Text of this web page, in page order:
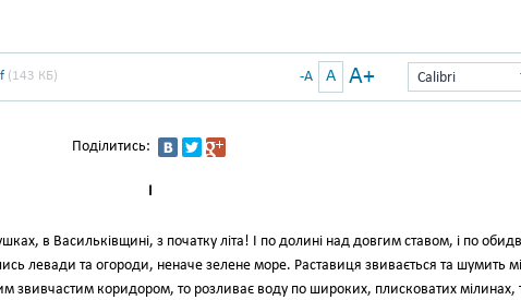
(143 КБ) Calibri
-A A A+
Поділитись:
I
в Васильківщині, з початку літа! І по долині над довгим ставом, і по
левади та огороди, неначе зелене море. Раставиця звивається та шумить
звивчастим коридором, то розливає воду по широких, плисковатих мілинах,